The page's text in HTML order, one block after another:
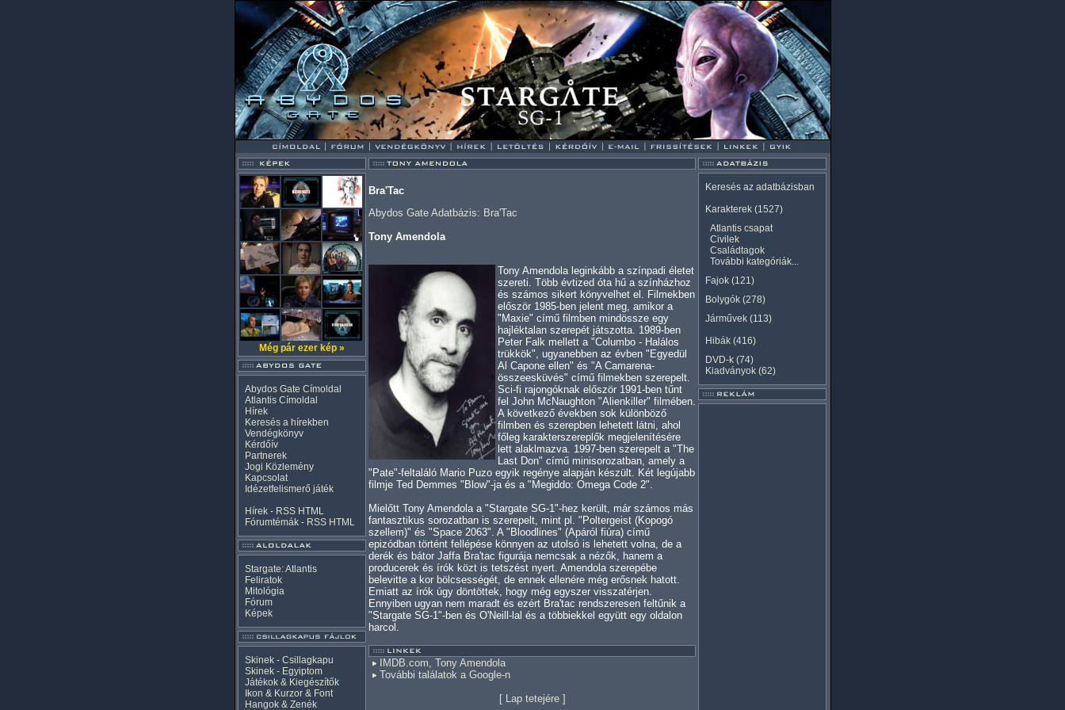
Még pár ezer kép »
Abydos Gate Címoldal
Atlantis Címoldal
Hírek
Keresés a hírekben
Vendégkönyv
Kérdőív
Partnerek
Jogi Közlemény
Kapcsolat
Idézetfelismerő játék
Hírek - RSS HTML
Fórumtémák - RSS HTML
Stargate: Atlantis
Feliratok
Mitológia
Fórum
Képek
Skinek - Csillagkapu
Skinek - Egyiptom
Játékok & Kiegészítők
Ikon & Kurzor & Font
Hangok & Zenék
Bra'Tac
Abydos Gate Adatbázis: Bra'Tac
Tony Amendola
Tony Amendola leginkább a színpadi életet
szereti. Több évtized óta hű a színházhoz
és számos sikert könyvelhet el. Filmekben
először 1985-ben jelent meg, amikor a
"Maxie" című filmben mindössze egy
hajléktalan szerepét játszotta. 1989-ben
Peter Falk mellett a "Columbo - Halálos
trükkök", ugyanebben az évben "Egyedül
Al Capone ellen" és "A Camarena-
összeesküvés" című filmekben szerepelt.
Sci-fi rajongóknak először 1991-ben tűnt
fel John McNaughton "Alienkiller" filmében.
A következő években sok különböző
filmben és szerepben lehetett látni, ahol
főleg karakterszereplők megjelenítésére
lett alaklmazva. 1997-ben szerepelt a "The
Last Don" című minisorozatban, amely a
"Pate"-feltaláló Mario Puzo egyik regénye alapján készült. Két legújabb
filmje Ted Demmes "Blow"-ja és a "Megiddo: Omega Code 2".
Mielőtt Tony Amendola a "Stargate SG-1"-hez került, már számos más
fantasztikus sorozatban is szerepelt, mint pl. "Poltergeist (Kopogó
szellem)" és "Space 2063". A "Bloodlines" (Apáról fiúra) című
epizódban történt fellépése könnyen az utolsó is lehetett volna, de a
derék és bátor Jaffa Bra'tac figurája nemcsak a nézők, hanem a
producerek és írók közt is tetszést nyert. Amendola szerepébe
belevitte a kor bölcsességét, de ennek ellenére még erősnek hatott.
Emiatt az írók úgy döntöttek, hogy még egyszer visszatérjen.
Ennyiben ugyan nem maradt és ezért Bra'tac rendszeresen feltűnik a
"Stargate SG-1"-ben és O'Neill-lal és a többiekkel együtt egy oldalon
harcol.
IMDB.com, Tony Amendola
További találatok a Google-n
[ Lap tetejére]
Keresés az adatbázisban
Karakterek (1527)
Atlantis csapat
Civilek
Családtagok
További kategóriák...
Fajok (121)
Bolygók (278)
Járművek (113)
Hibák (416)
DVD-k (74)
Kiadványok (62)